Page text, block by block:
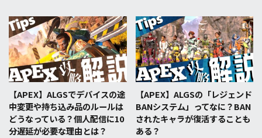
【APEX】ALGSでデバイスの途
中変更や持ち込み品のルールは
どうなっている？個人配信に10
分遅延が必要な理由とは？
【APEX】ALGSの「レジェンド
BANシステム」ってなに？BAN
されたキャラが復活することも
ある？